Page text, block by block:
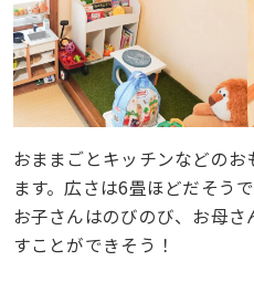
おままごとキッチンなどの
ます。広さは6畳ほどだそうで
お子さんはのびのび、お母
すことができそう！